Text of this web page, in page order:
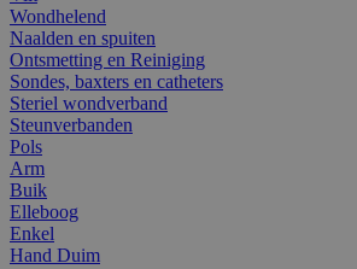
Wondhelend
Naalden en spuiten
Ontsmetting en Reiniging
Sondes, baxters en catheters
Steriel wondverband
Steunverbanden
Pols
Arm
Buik
Elleboog
Enkel
Hand Duim